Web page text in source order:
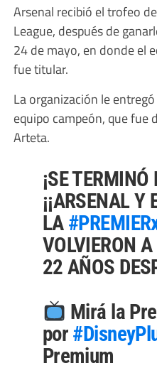
Arsenal recibió el trofeo
League, después de
24 de mayo, en donde el
fue titular.
La organización le
equipo campeón, que fue
Arteta.
¡SE
¡¡ARSENAL Y
LA
VOLVIERON
22 AÑOS
Mirá la
por
Premium